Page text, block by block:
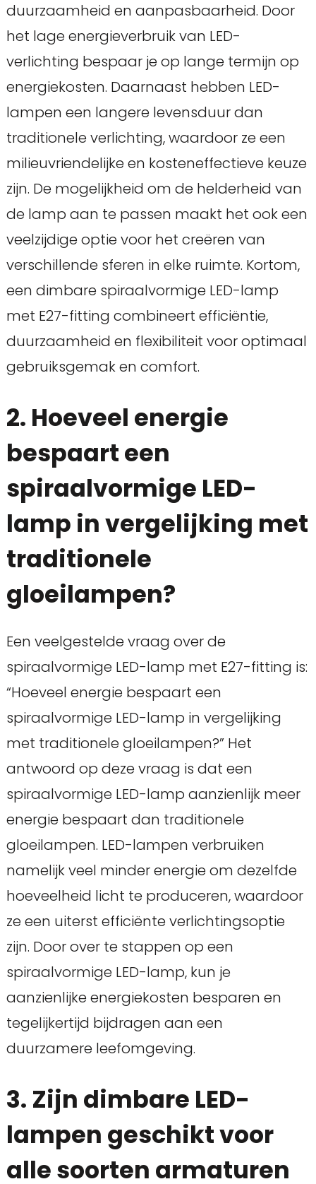
duurzaamheid en aanpasbaarheid. Door
het lage energieverbruik van LED-
verlichting bespaar je op lange termijn op
energiekosten. Daarnaast hebben LED-
lampen een langere levensduur dan
traditionele verlichting, waardoor ze een
milieuvriendelijke en kosteneffectieve keuze
zijn. De mogelijkheid om de helderheid van
de lamp aan te passen maakt het ook een
veelzijdige optie voor het creëren van
verschillende sferen in elke ruimte. Kortom,
een dimbare spiraalvormige LED-lamp
met E27-fitting combineert efficiëntie,
duurzaamheid en flexibiliteit voor optimaal
gebruiksgemak en comfort.
2. Hoeveel energie
bespaart een
spiraalvormige LED-
lamp in vergelijking met
traditionele
gloeilampen?
Een veelgestelde vraag over de
spiraalvormige LED-lamp met E27-fitting is:
“Hoeveel energie bespaart een
spiraalvormige LED-lamp in vergelijking
met traditionele gloeilampen?” Het
antwoord op deze vraag is dat een
spiraalvormige LED-lamp aanzienlijk meer
energie bespaart dan traditionele
gloeilampen. LED-lampen verbruiken
namelijk veel minder energie om dezelfde
hoeveelheid licht te produceren, waardoor
ze een uiterst efficiënte verlichtingsoptie
zijn. Door over te stappen op een
spiraalvormige LED-lamp, kun je
aanzienlijke energiekosten besparen en
tegelijkertijd bijdragen aan een
duurzamere leefomgeving.
3. Zijn dimbare LED-
lampen geschikt voor
alle soorten armaturen